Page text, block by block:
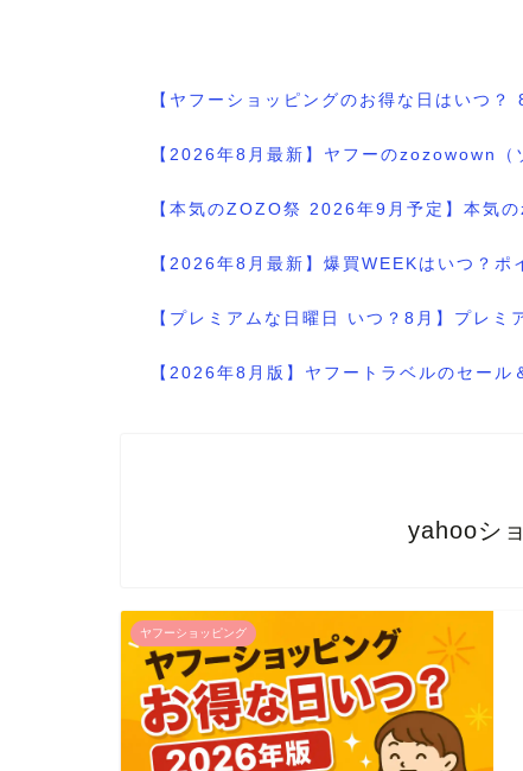
【ヤフーショッピングのお得な日はいつ
【2026年8月最新】ヤフーのzozowown（
【本気のZOZO祭 2026年9月予定】本気
【2026年8月最新】爆買WEEKはいつ？
【プレミアムな日曜日 いつ？8月】プレ
【2026年8月版】ヤフートラベルのセー
yahooシ
ヤフーショッピング